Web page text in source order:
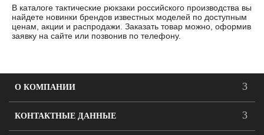
В каталоге тактические рюкзаки российского производства вы
найдете новинки брендов известных моделей по доступным
ценам, акции и распродажи. Заказать товар можно, оформив
заявку на сайте или позвонив по телефону.
О КОМПАНИИ
КОНТАКТНЫЕ ДАННЫЕ